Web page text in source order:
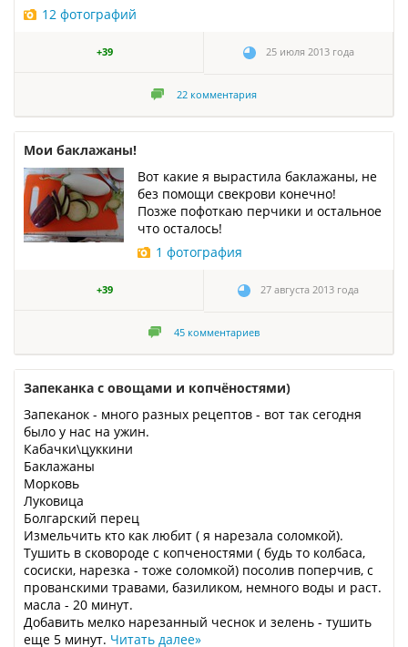
12 фотографий
+39 25 июля 2013 года
22 комментария
Мои баклажаны!
Вот какие я вырастила баклажаны, не
без помощи свекрови конечно!
Позже пофоткаю перчики и остальное
что осталось!
1 фотография
+39 27 августа 2013 года
45 комментариев
Запеканка с овощами и копчёностями)
Запеканок - много разных рецептов - вот так сегодня
было у нас на ужин.
Кабачки\цуккини
Баклажаны
Морковь
Луковица
Болгарский перец
Измельчить кто как любит ( я нарезала соломкой).
Тушить в сковороде с копченостями ( будь то колбаса,
сосиски, нарезка - тоже соломкой) посолив поперчив, с
прованскими травами, базиликом, немного воды и раст.
масла - 20 минут.
Добавить мелко нарезанный чеснок и зелень - тушить
еще 5 минут. Читать далее»